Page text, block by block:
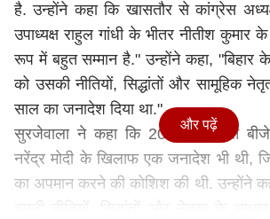
है. उन्होंने कहा कि खासतौर से कांग्रेस
उपाध्यक्ष राहुल गांधी के भीतर नीतीश कुमार
रूप में बहुत सम्मान है." उन्होंने कहा, "बिहार
को उसकी नीतियों, सिद्धांतों और सामूहिक
साल का जनादेश दिया था."
सुरजेवाला ने कहा कि 2015 की जीत
नरेंद्र मोदी के खिलाफ एक जनादेश भी थी,
का अपमान करने की कोशिश की थी. उन्होंने
और पढ़ें